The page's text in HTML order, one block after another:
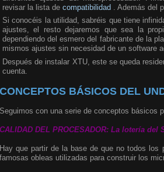
revisar la lista de compatibilidad . Además del
Si conocéis la utilidad, sabréis que tiene
ajustes, el resto dejaremos que sea la
dependiendo del esmero del fabricante de la
mismos ajustes sin necesidad de un software
Después de instalar XTU, este se queda
cuenta.
CONCEPTOS BÁSICOS DEL
Seguimos con una serie de conceptos básicos
CALIDAD DEL PROCESADOR: La lotería del
Hay que partir de la base de que no todos los
famosas obleas utilizadas para construir los